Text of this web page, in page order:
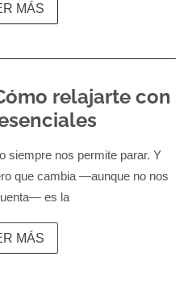
MÁS
relajarte con
siempre nos permite parar. Y
que cambia —aunque no nos
es la
MÁS